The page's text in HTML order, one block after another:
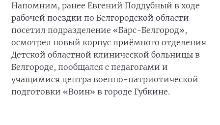
Напомним, ранее Евгений Поддубный в ходе
рабочей поездки по Белгородской области
посетил подразделение «Барс-Белгород»,
осмотрел новый корпус приёмного отделения
Детской областной клинической больницы в
Белгороде, пообщался с педагогами и
учащимися центра военно-патриотической
подготовки «Воин» в городе Губкине.